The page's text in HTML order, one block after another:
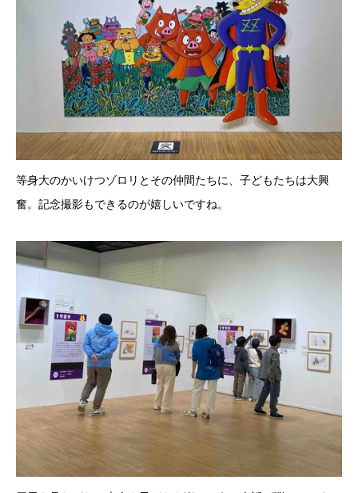
等身大のかいけつゾロリとその仲間たちに、子どもたちは大興
奮。記念撮影もできるのが嬉しいですね。